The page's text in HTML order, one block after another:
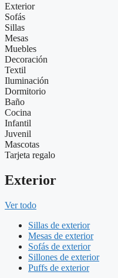
Exterior
Sofás
Sillas
Mesas
Muebles
Decoración
Textil
Iluminación
Dormitorio
Baño
Cocina
Infantil
Juvenil
Mascotas
Tarjeta regalo
Exterior
Ver todo
Sillas de exterior
Mesas de exterior
Sofás de exterior
Sillones de exterior
Puffs de exterior